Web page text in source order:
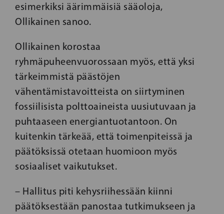
esimerkiksi äärimmäisiä sääoloja,
Ollikainen sanoo.
Ollikainen korostaa
ryhmäpuheenvuorossaan myös, että yksi
tärkeimmistä päästöjen
vähentämistavoitteista on siirtyminen
fossiilisista polttoaineista uusiutuvaan ja
puhtaaseen energiantuotantoon. On
kuitenkin tärkeää, että toimenpiteissä ja
päätöksissä otetaan huomioon myös
sosiaaliset vaikutukset.
– Hallitus piti kehysriihessään kiinni
päätöksestään panostaa tutkimukseen ja